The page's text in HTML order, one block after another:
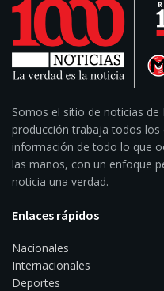
Somos el sitio de noticias de
producción trabaja todos los
información de todo lo que
las manos, con un enfoque
noticia una verdad.
Enlaces rápidos
Nacionales
Internacionales
Deportes